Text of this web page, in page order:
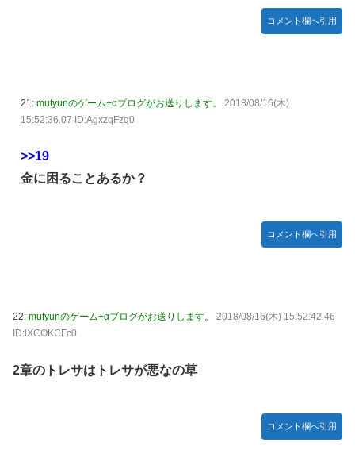
コメント欄へ引用
21: mutyunのゲーム+αブログがお送りします。
2018/08/16(木)
15:52:36.07 ID:AgxzqFzq0
>>19
金に困ることあるか？
コメント欄へ引用
22: mutyunのゲーム+αブログがお送りします。
2018/08/16(木) 15:52:42.46
ID:lXCOKCFc0
2章のトレサはトレサが悪なの草
コメント欄へ引用